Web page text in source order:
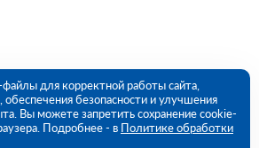
для корректной работы сайта,
обеспечения безопасности и улучшения
Вы можете запретить сохранение cookie-
Подробнее - в Политике обработки